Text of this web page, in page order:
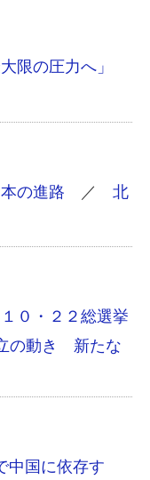
限の圧力へ」
の進路 ／ 北
０・２２総選挙
の動き 新たな
中国に依存す